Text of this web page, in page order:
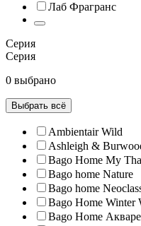
Лаб Фрагранс
Серия
Серия
0 выбрано
Выбрать всё
Ambientair Wild
Ashleigh &
Bago Home My
Bago home Nature
Bago home
Bago Home Winter
Bago Home